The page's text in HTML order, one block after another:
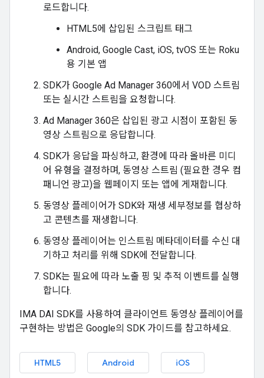
로드합니다.
HTML5에 삽입된 스크립트 태그
Android, Google Cast, iOS, tvOS 또는 Roku
용 기본 앱
SDK가 Google Ad Manager 360에서 VOD 스트림
또는 실시간 스트림을 요청합니다.
Ad Manager 360은 삽입된 광고 시점이 포함된 동
영상 스트림으로 응답합니다.
SDK가 응답을 파싱하고, 환경에 따라 올바른 미디
어 유형을 결정하며, 동영상 스트림 (필요한 경우 컴
패니언 광고)을 웹페이지 또는 앱에 게재합니다.
동영상 플레이어가 SDK와 재생 세부정보를 협상하
고 콘텐츠를 재생합니다.
동영상 플레이어는 인스트림 메타데이터를 수신 대
기하고 처리를 위해 SDK에 전달합니다.
SDK는 필요에 따라 노출 핑 및 추적 이벤트를 실행
합니다.
IMA DAI SDK를 사용하여 클라이언트 동영상 플레이어를
구현하는 방법은 Google의 SDK 가이드를 참고하세요.
HTML5 Android iOS